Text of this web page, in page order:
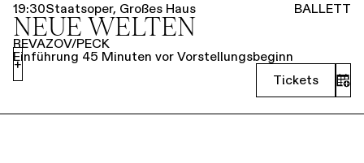
19:30Staatsoper, Großes Haus BALLETT
NEUE WELTEN
REVAZOV/PECK
Einführung 45 Minuten vor Vorstellungsbeginn
Tickets
+